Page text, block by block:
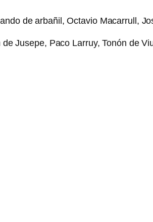
de arbañil, Octavio Macarrull,
Jusepe, Paco Larruy, Tonón de